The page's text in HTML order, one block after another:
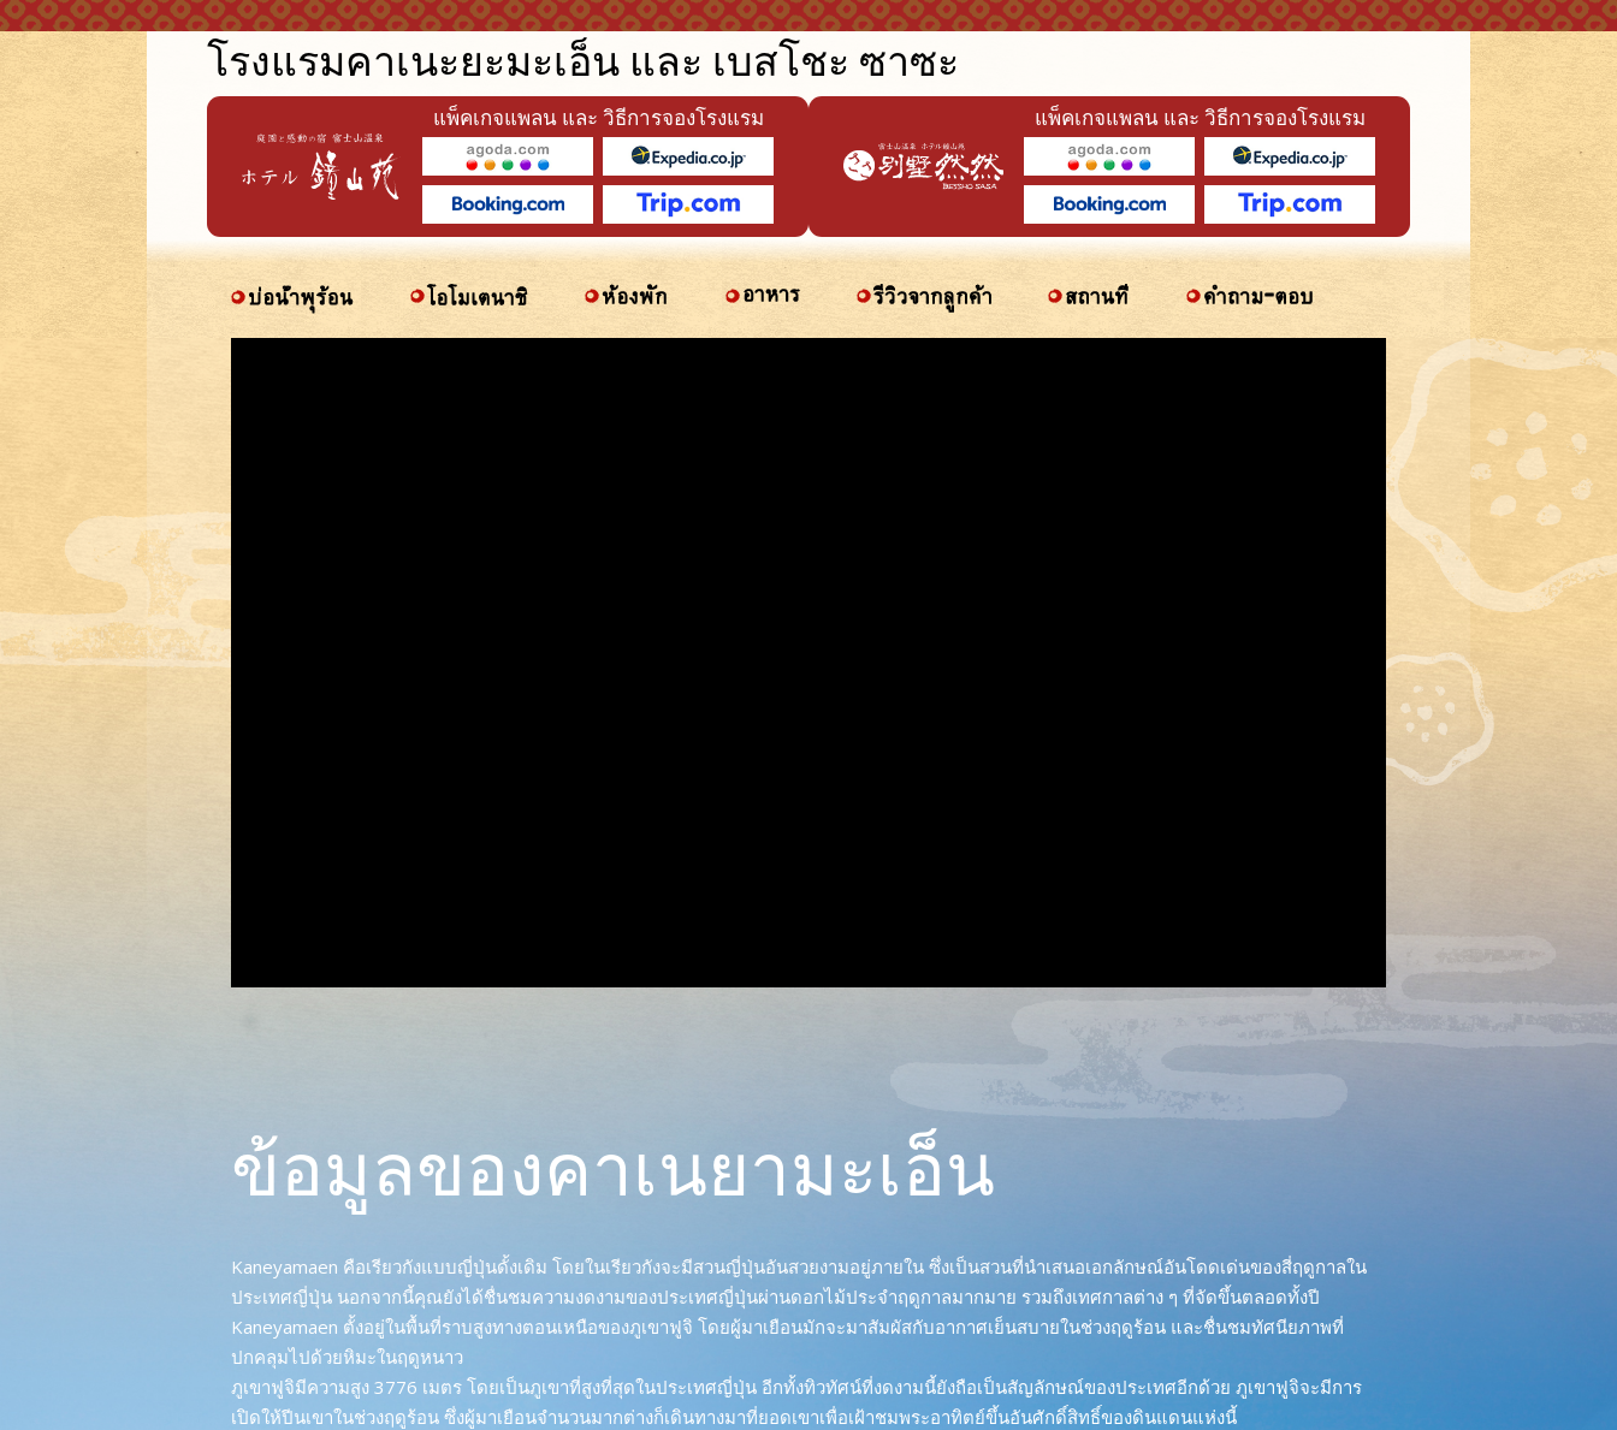
โรงแรมคาเนะยะมะเอ็น และ เบสโชะ ซาซะ
แพ็คเกจแพลน และ วิธีการจองโรงแรม แพ็คเกจแพลน และ วิธีการจองโรงแรม
本文へジャンプ
ข้อมูลของคาเนยามะเอ็น
Kaneyamaen คือเรียวกังแบบญี่ปุ่นดั้งเดิม โดยในเรียวกังจะมีสวนญี่ปุ่นอันสวยงามอยู่ภายใน ซึ่งเป็นสวนที่นำเสนอเอกลักษณ์อันโดดเด่นของสี่ฤดูกาลใน
ประเทศญี่ปุ่น นอกจากนี้คุณยังได้ชื่นชมความงดงามของประเทศญี่ปุ่นผ่านดอกไม้ประจำฤดูกาลมากมาย รวมถึงเทศกาลต่าง ๆ ที่จัดขึ้นตลอดทั้งปี
Kaneyamaen ตั้งอยู่ในพื้นที่ราบสูงทางตอนเหนือของภูเขาฟูจิ โดยผู้มาเยือนมักจะมาสัมผัสกับอากาศเย็นสบายในช่วงฤดูร้อน และชื่นชมทัศนียภาพที่
ปกคลุมไปด้วยหิมะในฤดูหนาว
ภูเขาฟูจิมีความสูง 3776 เมตร โดยเป็นภูเขาที่สูงที่สุดในประเทศญี่ปุ่น อีกทั้งทิวทัศน์ที่งดงามนี้ยังถือเป็นสัญลักษณ์ของประเทศอีกด้วย ภูเขาฟูจิจะมีการ
เปิดให้ปีนเขาในช่วงฤดูร้อน ซึ่งผู้มาเยือนจำนวนมากต่างก็เดินทางมาที่ยอดเขาเพื่อเฝ้าชมพระอาทิตย์ขึ้นอันศักดิ์สิทธิ์ของดินแดนแห่งนี้